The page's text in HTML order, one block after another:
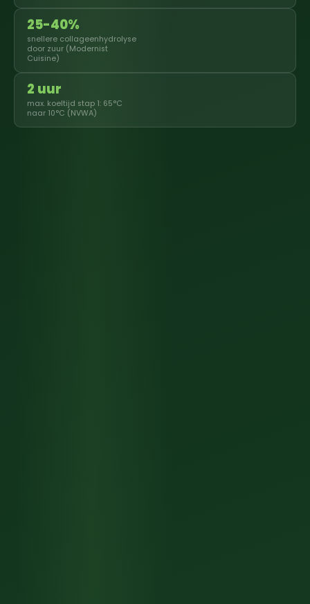
25-40%
snellere collageenhydrolyse
door zuur (Modernist
Cuisine)
2 uur
max. koeltijd stap 1: 65°C
naar 10°C (NVWA)